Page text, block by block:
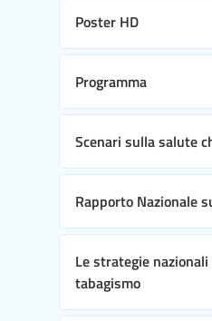
Poster HD
Programma
Scenari sulla salute
Rapporto Nazionale
Le strategie
tabagismo